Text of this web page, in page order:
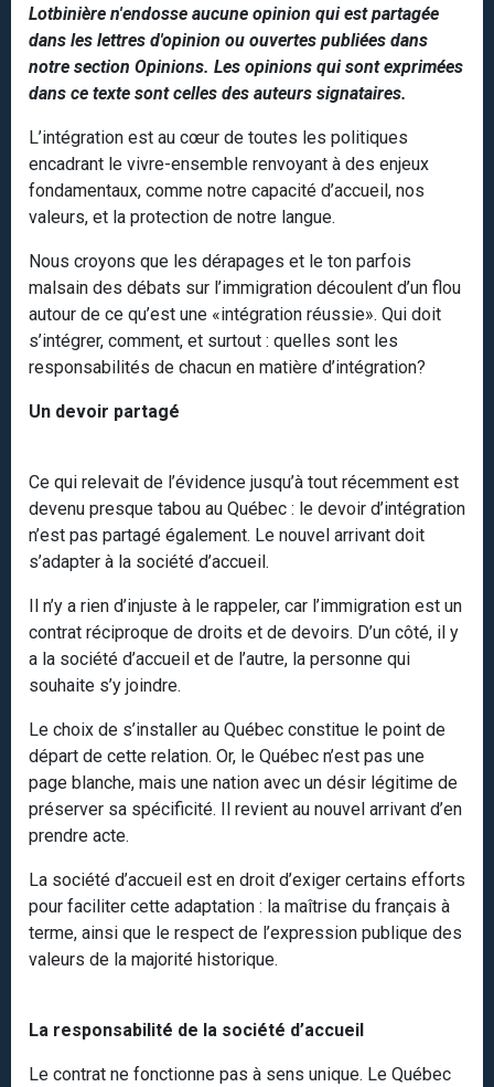
Lotbinière n'endosse aucune opinion qui est partagée
dans les lettres d'opinion ou ouvertes publiées dans
notre section Opinions. Les opinions qui sont exprimées
dans ce texte sont celles des auteurs signataires.
L’intégration est au cœur de toutes les politiques
encadrant le vivre-ensemble renvoyant à des enjeux
fondamentaux, comme notre capacité d’accueil, nos
valeurs, et la protection de notre langue.
Nous croyons que les dérapages et le ton parfois
malsain des débats sur l’immigration découlent d’un flou
autour de ce qu’est une «intégration réussie». Qui doit
s’intégrer, comment, et surtout : quelles sont les
responsabilités de chacun en matière d’intégration?
Un devoir partagé
Ce qui relevait de l’évidence jusqu’à tout récemment est
devenu presque tabou au Québec : le devoir d’intégration
n’est pas partagé également. Le nouvel arrivant doit
s’adapter à la société d’accueil.
Il n’y a rien d’injuste à le rappeler, car l’immigration est un
contrat réciproque de droits et de devoirs. D’un côté, il y
a la société d’accueil et de l’autre, la personne qui
souhaite s’y joindre.
Le choix de s’installer au Québec constitue le point de
départ de cette relation. Or, le Québec n’est pas une
page blanche, mais une nation avec un désir légitime de
préserver sa spécificité. Il revient au nouvel arrivant d’en
prendre acte.
La société d’accueil est en droit d’exiger certains efforts
pour faciliter cette adaptation : la maîtrise du français à
terme, ainsi que le respect de l’expression publique des
valeurs de la majorité historique.
La responsabilité de la société d’accueil
Le contrat ne fonctionne pas à sens unique. Le Québec